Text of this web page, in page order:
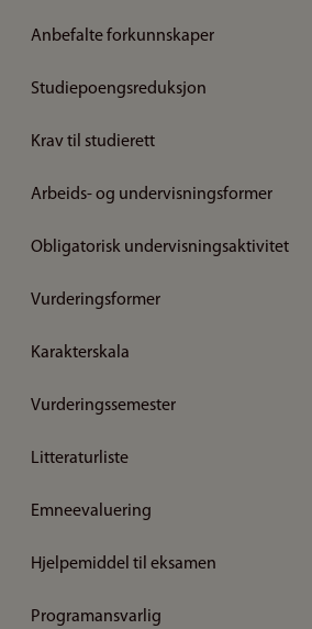
Anbefalte forkunnskaper
Studiepoengsreduksjon
Krav til studierett
Arbeids- og undervisningsformer
Obligatorisk undervisningsaktivitet
Vurderingsformer
Karakterskala
Vurderingssemester
Litteraturliste
Emneevaluering
Hjelpemiddel til eksamen
Programansvarlig